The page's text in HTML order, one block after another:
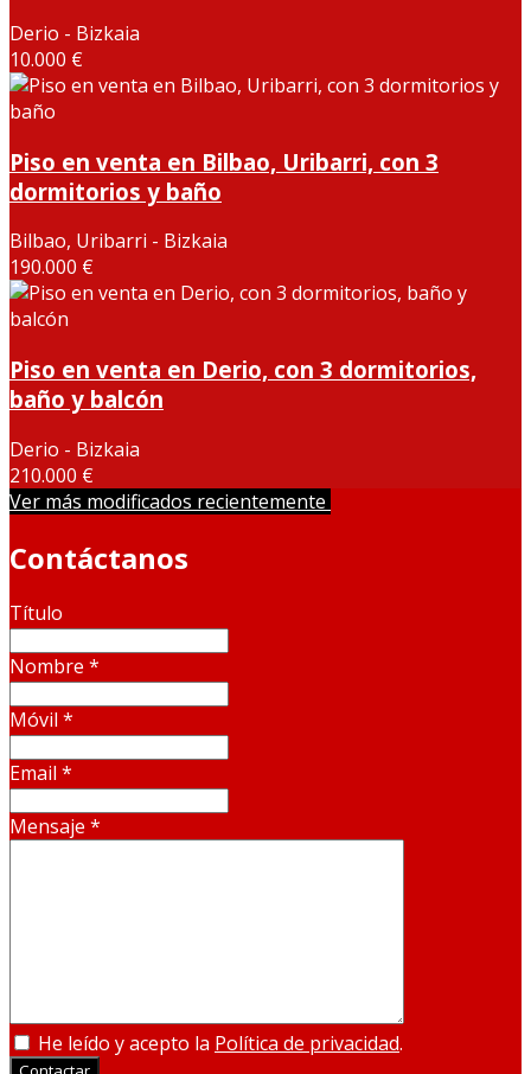
Derio - Bizkaia
10.000 €
Piso en venta en Bilbao, Uribarri, con 3
dormitorios y baño
Bilbao, Uribarri - Bizkaia
190.000 €
Piso en venta en Derio, con 3 dormitorios,
baño y balcón
Derio - Bizkaia
210.000 €
Ver más modificados recientemente
Contáctanos
Título
Nombre *
Móvil *
Email *
Mensaje *
He leído y acepto la Política de privacidad.